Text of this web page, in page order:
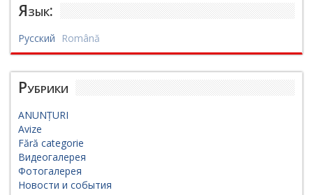
Язык:
Русский Română
Рубрики
ANUNȚURI
Avize
Fără categorie
Видеогалерея
Фотогалерея
Новости и события